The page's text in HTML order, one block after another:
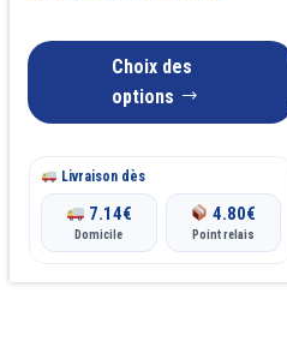
Choix des
options
être
sur
page
produit
Livraison dès
7.14€
Domicile
4.80€
Point relais